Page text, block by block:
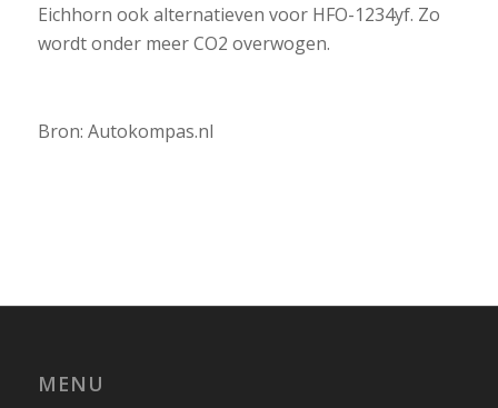
Eichhorn ook alternatieven voor HFO-1234yf. Zo
wordt onder meer CO2 overwogen.
Bron: Autokompas.nl
MENU